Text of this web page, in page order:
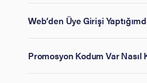
Web’den Üye Girişi
Promosyon Kodum Var Nasıl